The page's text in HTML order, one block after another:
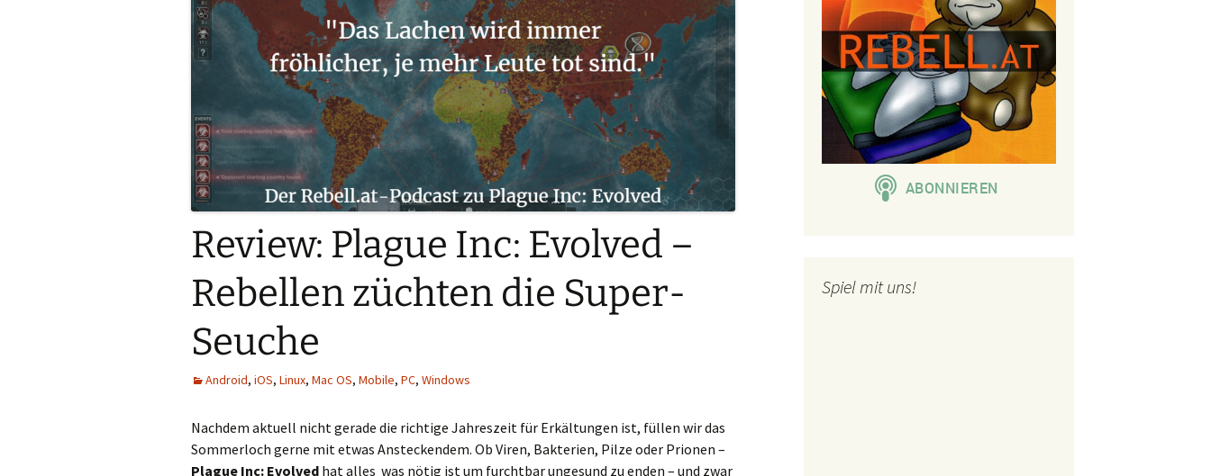
Review: Plague Inc: Evolved –
Rebellen züchten die Super-
Seuche
Android, iOS, Linux, Mac OS, Mobile, PC, Windows
Nachdem aktuell nicht gerade die richtige Jahreszeit für Erkältungen ist, füllen wir das
Sommerloch gerne mit etwas Ansteckendem. Ob Viren, Bakterien, Pilze oder Prionen –
Plague Inc: Evolved hat alles was nötig ist um furchtbar ungesund zu enden – und zwar
Spiel mit uns!